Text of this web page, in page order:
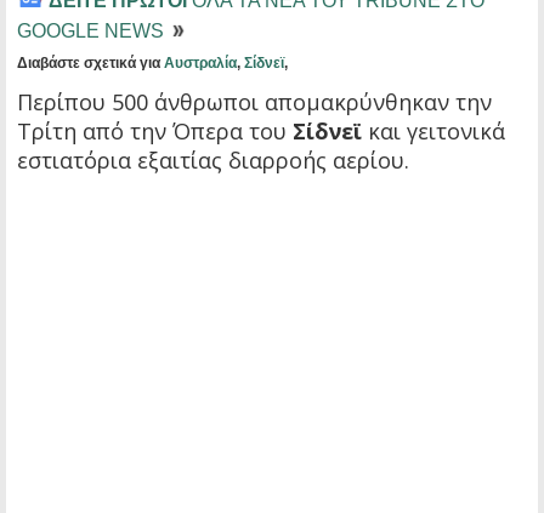
GOOGLE NEWS
Διαβάστε σχετικά για Αυστραλία, Σίδνεϊ,
Περίπου 500 άνθρωποι απομακρύνθηκαν την
Τρίτη από την Όπερα του Σίδνεϊ και γειτονικά
εστιατόρια εξαιτίας διαρροής αερίου.